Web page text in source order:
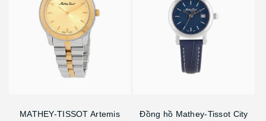
MATHEY-TISSOT Artemis
Đồng hồ Mathey-Tissot City